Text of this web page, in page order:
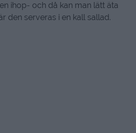
ihop- och då kan man lätt äta
den serveras i en kall sallad.